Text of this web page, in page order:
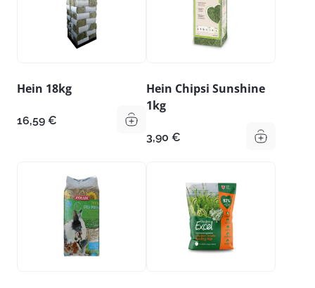
Hein 18kg
16,59 €
Hein Chipsi Sunshine
1kg
3,90 €